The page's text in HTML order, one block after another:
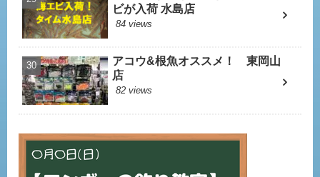
ビが入荷 水島店
84 views
アコウ&根魚オススメ！ 東岡山
店
82 views